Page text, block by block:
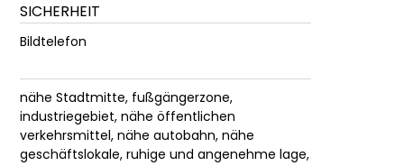
SICHERHEIT
Bildtelefon
nähe Stadtmitte, fußgängerzone,
industriegebiet, nähe öffentlichen
verkehrsmittel, nähe autobahn, nähe
geschäftslokale, ruhige und angenehme lage,